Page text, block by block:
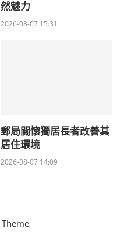
然魅力
2026-08-07 15:31
郵局關懷獨居長者改善其
居住環境
2026-08-07 14:09